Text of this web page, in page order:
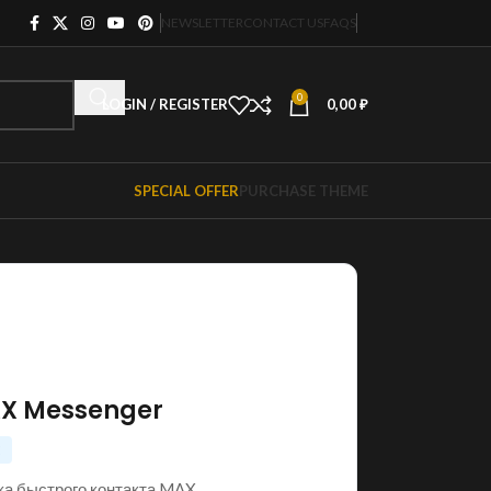
NEWSLETTERCONTACT USFAQS
LOGIN / REGISTER 0 0,00₽
SPECIAL OFFERPURCHASE THEME
Messenger